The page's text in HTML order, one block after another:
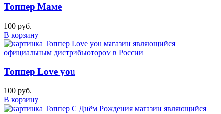
Топпер Маме
100 руб.
В корзину
Топпер Love you
100 руб.
В корзину